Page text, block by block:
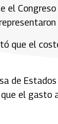
que el
de Estados
el gasto